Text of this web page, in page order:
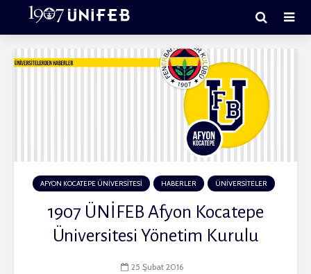
AFYON KOCATEPE ÜNİVERSİTESİ HABERLER ÜNİVERSİTELER
1907 ÜNİFEB Afyon Kocatepe
Üniversitesi Yönetim Kurulu
25 Şubat 2016